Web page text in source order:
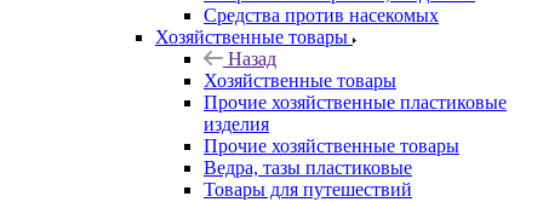
Средства против насекомых
Хозяйственные товары
Назад
Хозяйственные товары
Прочие хозяйственные пластиковые
изделия
Прочие хозяйственные товары
Ведра, тазы пластиковые
Товары для путешествий